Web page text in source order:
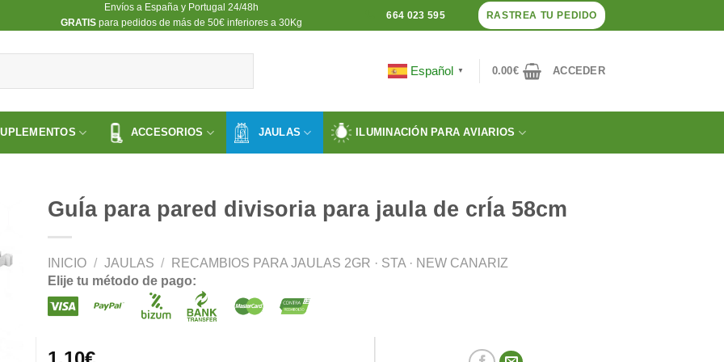
Envíos a España y Portugal 24/48h
​GRATISpara pedidos de más de 50€ inferiores a 30Kg
664 023 595 RASTREA TU PEDIDO
Español ▼ 0.00€ ACCEDER
ACCESORIOS JAULAS ILUMINACIÓN PARA AVIARIOS
GuÍa para pared divisoria para jaula de crÍa 58cm
INICIO / JAULAS /
RECAMBIOS PARA JAULAS 2GR · STA · NEW CANARIZ
Elije tu método de pago: